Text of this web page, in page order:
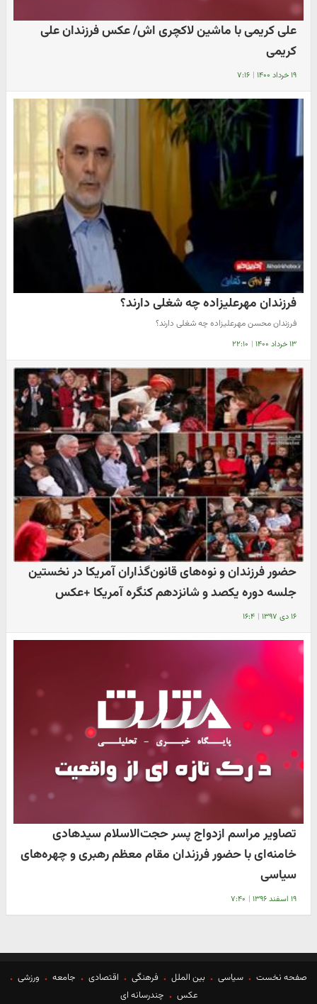
علی کریمی با ماشین لاکچری اش/ عکس فرزندان علی
کریمی
۱۹ خرداد ۱۴۰۰ | ۷:۱۶
فرزندان مهرعلیزاده چه شغلی دارند؟
فرزندان محسن مهرعلیزاده چه شغلی دارند؟
۱۳ خرداد ۱۴۰۰ | ۲۲:۱۰
​حضور فرزندان و نوه‌های قانون‌گذاران آمریکا در نخستین
جلسه دوره یکصد و شانزدهم کنگره آمریکا +عکس
۱۶ دی ۱۳۹۷ | ۱۶:۴
تصاویر مراسم ازدواج پسر حجت‌الاسلام سیدهادی
خامنه‌ای با حضور فرزندان مقام معظم رهبری و چهره‌های
سیاسی
۱۹ اسفند ۱۳۹۶ | ۷:۴۰
صفحه نخست سیاسی بین الملل فرهنگی اقتصادی جامعه
ورزشی
عکس
چندرسانه ای